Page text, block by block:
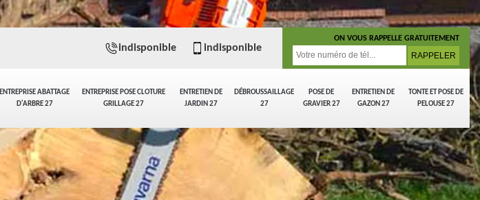
ENTREPRISE ABATTAGE
D'ARBRE 27
ENTREPRISE POSE CLOTURE
GRILLAGE 27
ENTRETIEN DE
JARDIN 27
DÉBROUSSAILLAGE
27
POSE DE
GRAVIER 27
ENTRETIEN DE
GAZON 27
TONTE ET POSE DE
PELOUSE 27
indisponible indisponible
ON VOUS RAPPELLE GRATUITEMENT